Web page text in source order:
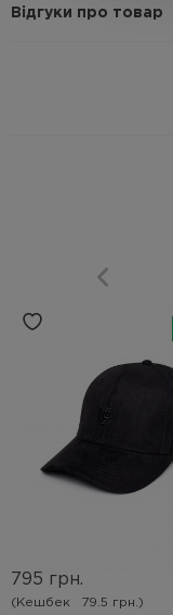
Відгуки про товар
795 грн.
(Кешбек 79.5 грн.)